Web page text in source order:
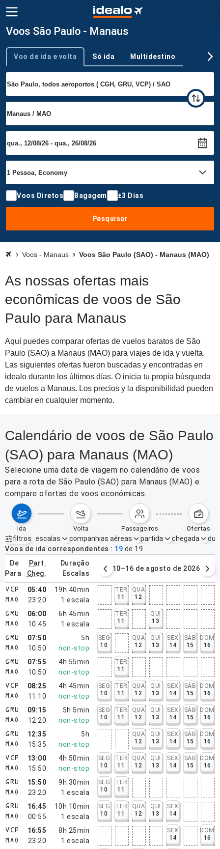
Voos São Paulo - Manaus
Tipo de viagem
Voo de ida e volta Só ida Multidestino
Voos Diretos Bagagem ±3 Dias
Pesquisar
Voos - Manaus Voos São Paulo (SAO) - Manaus (MAO)
As nossas ofertas mais
econômicas de voos de São
Paulo para Manaus
Aquí puedes comparar ofertas de vuelos baratos de São
Paulo (SAO) a Manaus (MAO) para viajes de ida y vuelta.
Las siguientes ofertas fueron buscadas y encontradas en
idealo durante los últimos días. O inicia tu propia búsqueda
de vuelos a Manaus. Los precios y la disponibilidad pueden
cambiar en cualquier momento.
Calendário de voos de São Paulo
(SAO) para Manaus (MAO)
Selecione uma data de viagem no calendário de voos
para a rota de São Paulo (SAO) para Manaus (MAO) e
compare ofertas de voos económicas.
ida volta passageiros ofertas
filtros
Filtros ativos nenhum
escalas companhias aéreas partida chegada
Voos de ida correspondentes
19 de 19
de
para
part.
cheg.
duração
escalas
de agosto de 2026 10–16 de agosto de 2026
VCP
MAO
05:40
23:20
19h 40min
1 escala
TER
11
QUA
12
GRU
MAO
06:00
10:45
6h 45min
1 escala
TER
11
QUI
13
GRU
MAO
07:50
10:50
5h
non-stop
SEG
10
QUA
12
QUI
13
SEX
14
SÁB
15
DOM
16
GRU
MAO
07:55
10:50
4h 55min
non-stop
TER
11
VCP
MAO
08:25
11:10
4h 45min
non-stop
SEG
10
TER
11
QUA
12
QUI
13
SEX
14
SÁB
15
DOM
16
GRU
MAO
09:15
12:20
5h 5min
non-stop
SEG
10
TER
11
QUA
12
QUI
13
SEX
14
SÁB
15
DOM
16
GRU
MAO
12:35
15:35
5h
non-stop
QUA
12
QUI
13
SEX
14
SÁB
15
DOM
16
VCP
MAO
13:00
15:50
4h 50min
non-stop
SEG
10
TER
11
QUA
12
QUI
13
SEX
14
SÁB
15
DOM
16
GRU
MAO
15:50
23:20
9h 30min
1 escala
SEG
10
TER
11
GRU
MAO
16:45
00:55
10h 10min
1 escala
SEG
10
TER
11
QUA
12
QUI
13
SEX
14
VCP
MAO
16:55
23:20
8h 25min
1 escala
SEX
14
DOM
16